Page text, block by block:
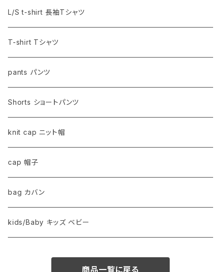
L/S t-shirt 長袖Tシャツ
T-shirt Tシャツ
pants パンツ
Shorts ショートパンツ
knit cap ニット帽
cap 帽子
bag カバン
kids/Baby キッズ ベビー
商品一覧に戻る